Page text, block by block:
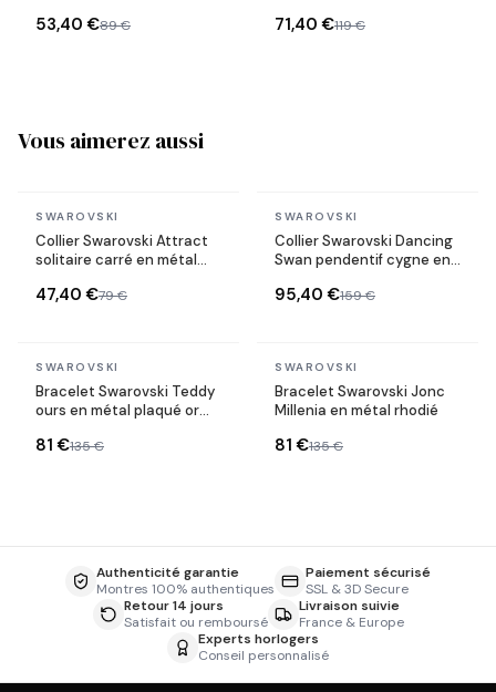
cristaux noirs et perles
53,40 €89 € 71,40 €119 €
Vous aimerez aussi
En stock
SWAROVSKI
Collier Swarovski Attract
solitaire carré en métal
47,40 €79 €
En stock
SWAROVSKI
Collier Swarovski Dancing
Swan pendentif cygne en
95,40 €159 €
En stock
SWAROVSKI
Bracelet Swarovski Teddy
ours en métal plaqué or
81 €135 €
En stock
SWAROVSKI
Bracelet Swarovski Jonc
Millenia en métal rhodié
81 €135 €
Authenticité garantie
Montres 100% authentiques
Paiement sécurisé
SSL & 3D Secure
Retour 14 jours
Satisfait ou remboursé
Livraison suivie
France & Europe
Experts horlogers
Conseil personnalisé